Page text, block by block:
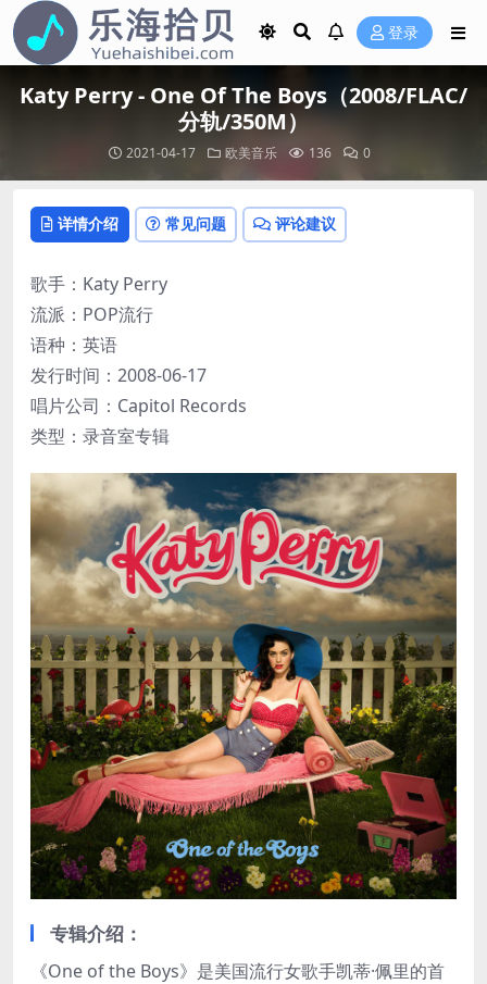
登录
Katy Perry - One Of The Boys（2008/FLAC/
分轨/350M）
2021-04-17 欧美音乐 136 0
详情介绍 常见问题 评论建议
歌手：Katy Perry
流派：POP流行
语种：英语
发行时间：2008-06-17
唱片公司：Capitol Records
类型：录音室专辑
专辑介绍：
《One of the Boys》是美国流行女歌手凯蒂·佩里的首